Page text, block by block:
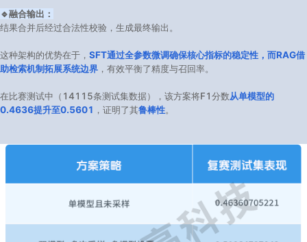
🔹融合输出：
结果合并后经过合法性校验，生成最终输出。
这种架构的优势在于， SFT通过全参数微调确保核心指标的稳定性，而RAG借
助检索机制拓展系统边界 ，有效平衡了精度与召回率。
在比赛测试中（14115条测试集数据），该方案将F1分数从单模型的
0.4636提升至0.5601 ，证明了其鲁棒性。